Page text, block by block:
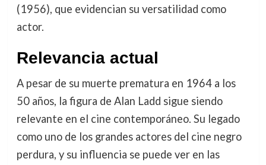
(1956), que evidencian su versatilidad como
actor.
Relevancia actual
A pesar de su muerte prematura en 1964 a los
50 años, la figura de Alan Ladd sigue siendo
relevante en el cine contemporáneo. Su legado
como uno de los grandes actores del cine negro
perdura, y su influencia se puede ver en las